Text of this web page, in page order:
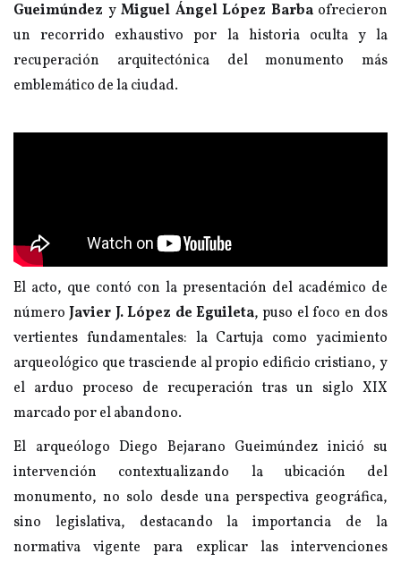
Gueimúndez y Miguel Ángel López Barbaofrecieron
un recorrido exhaustivo por la historia oculta y la
recuperación arquitectónica del monumento más
emblemático de la ciudad.
El acto, que contó con la presentación del académico de
númeroJavier J. López de Eguileta, puso el foco en dos
vertientes fundamentales: la Cartuja como yacimiento
arqueológico que trasciende al propio edificio cristiano, y
el arduo proceso de recuperación tras un siglo XIX
marcado por el abandono.
El arqueólogo Diego Bejarano Gueimúndez inició su
intervención contextualizando la ubicación del
monumento, no solo desde una perspectiva geográfica,
sino legislativa, destacando la importancia de la
normativa vigente para explicar las intervenciones